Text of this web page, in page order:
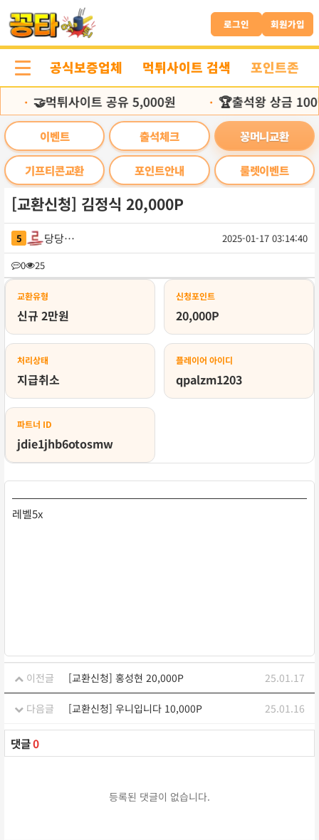
문
로
로그인 회원가입
공식보증업체 먹튀사이트 검색 포인트존
🤝먹튀사이트 공유 5,000원 🏆출석왕 상금 100
이벤트 출석체크 꽁머니교환
기프티콘교환 포인트안내 룰렛이벤트
[교환신청] 김정식 20,000P
5 당당나귀
2025-01-17 03:14:40
0
25
록
교환유형
신규 2만원
신청포인트
20,000P
처리상태
지급취소
플레이어 아이디
qpalzm1203
파트너 ID
jdie1jhb6otosmw
레벨5x
이전글 [교환신청] 홍성현 20,000P 25.01.17
다음글 [교환신청] 우니입니다 10,000P 25.01.16
댓글0
등록된 댓글이 없습니다.